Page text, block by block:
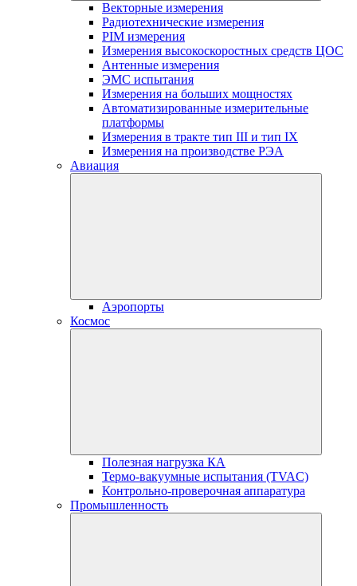
Векторные измерения
Радиотехнические измерения
PIM измерения
Измерения высокоскоростных средств ЦОС
Антенные измерения
ЭМС испытания
Измерения на больших мощностях
Автоматизированные измерительные
платформы
Измерения в тракте тип III и тип IX
Измерения на производстве РЭА
Авиация
Аэропорты
Космос
Полезная нагрузка КА
Термо-вакуумные испытания (TVAC)
Контрольно-проверочная аппаратура
Промышленность